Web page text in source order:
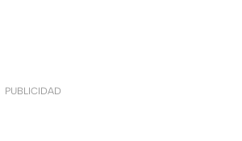
PUBLICIDAD